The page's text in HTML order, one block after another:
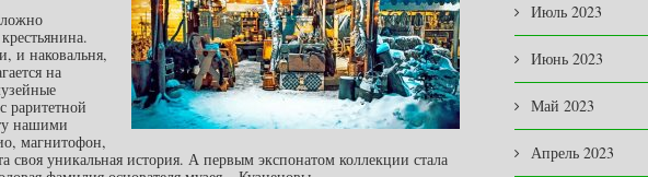
и наковальня,
на
раритетной
нашими
магнитофон,
уникальная история. А первым экспонатом коллекции стала
Июль 2023
Июнь 2023
Май 2023
Апрель 2023